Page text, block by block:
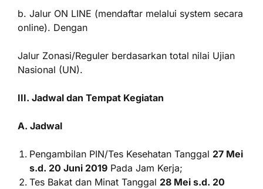
b. Jalur ON LINE (mendaftar melalui system secara
online). Dengan
Jalur Zonasi/Reguler berdasarkan total nilai Ujian
Nasional (UN).
III. Jadwal dan Tempat Kegiatan
A. Jadwal
Pengambilan PIN/Tes Kesehatan Tanggal 27 Mei
s.d. 20 Juni 2019 Pada Jam Kerja;
Tes Bakat dan Minat Tanggal 28 Mei s.d. 20